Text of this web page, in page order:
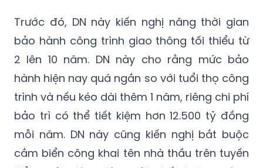
2 lên 10 năm. DN này cho rằng mức bảo
hành hiện nay quá ngắn so với tuổi thọ công
trình và nếu kéo dài thêm 1 năm, riêng chi phí
bảo trì có thể tiết kiệm hơn 12.500 tỷ đồng
mỗi năm. DN này cũng kiến nghị bắt buộc
cắm biển công khai tên nhà thầu trên tuyến
để người dân giám sát chất lượng công
trình.